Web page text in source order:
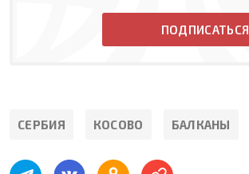
ПОДПИСАТЬСЯ
СЕРБИЯ КОСОВО БАЛКАНЫ